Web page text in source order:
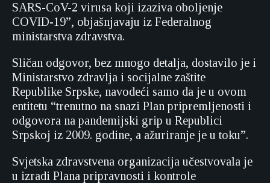
SARS-CoV-2 virusa koji izaziva oboljenje
COVID-19”, objašnjavaju iz Federalnog
ministarstva zdravstva.
Sličan odgovor, bez mnogo detalja, dostavilo je i
Ministarstvo zdravlja i socijalne zaštite
Republike Srpske, navodeći samo da je u ovom
entitetu “trenutno na snazi Plan pripremljenosti i
odgovora na pandemijski grip u Republici
Srpskoj iz 2009. godine, a ažuriranje je u toku”.
Svjetska zdravstvena organizacija učestvovala je
u izradi Plana pripravnosti i kontrole